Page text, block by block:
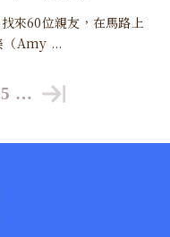
來60位親友，在馬路上
（Amy ...
5 …